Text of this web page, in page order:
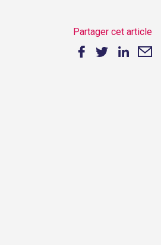
Partager cet article